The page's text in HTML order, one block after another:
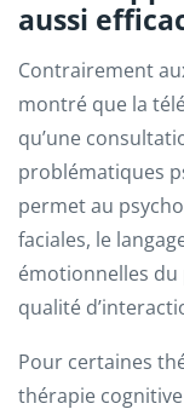
aussi
Contrairement
montré que la
qu’une
problématiques
permet au
faciales, le
émotionnelles
qualité
Pour certaines
thérapie